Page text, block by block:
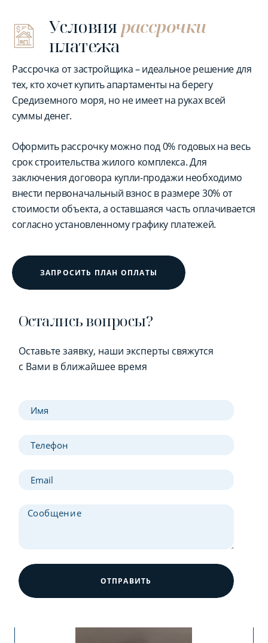
Условиярассрочки
платежа
Рассрочка от застройщика – идеальное решение для
тех, кто хочет купить апартаменты на берегу
Средиземного моря, но не имеет на руках всей
суммы денег.
Оформить рассрочку можно под 0% годовых на весь
срок строительства жилого комплекса. Для
заключения договора купли-продажи необходимо
внести первоначальный взнос в размере 30% от
стоимости объекта, а оставшаяся часть оплачивается
согласно установленному графику платежей.
ЗАПРОСИТЬ ПЛАН ОПЛАТЫ
Остались вопросы?
Оставьте заявку, наши эксперты свяжутся
с Вами в ближайшее время
ОТПРАВИТЬ